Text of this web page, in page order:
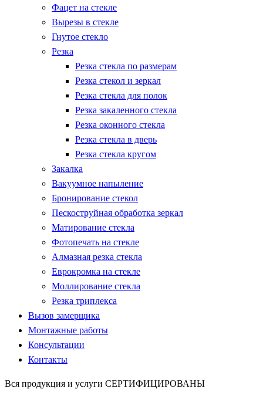
Фацет на стекле
Вырезы в стекле
Гнутое стекло
Резка
Резка стекла по размерам
Резка стекол и зеркал
Резка стекла для полок
Резка закаленного стекла
Резка оконного стекла
Резка стекла в дверь
Резка стекла кругом
Закалка
Вакуумное напыление
Бронирование стекол
Пескоструйная обработка зеркал
Матирование стекла
Фотопечать на стекле
Алмазная резка стекла
Еврокромка на стекле
Моллирование стекла
Резка триплекса
Вызов замерщика
Монтажные работы
Консультации
Контакты
Вся продукция и услуги СЕРТИФИЦИРОВАНЫ